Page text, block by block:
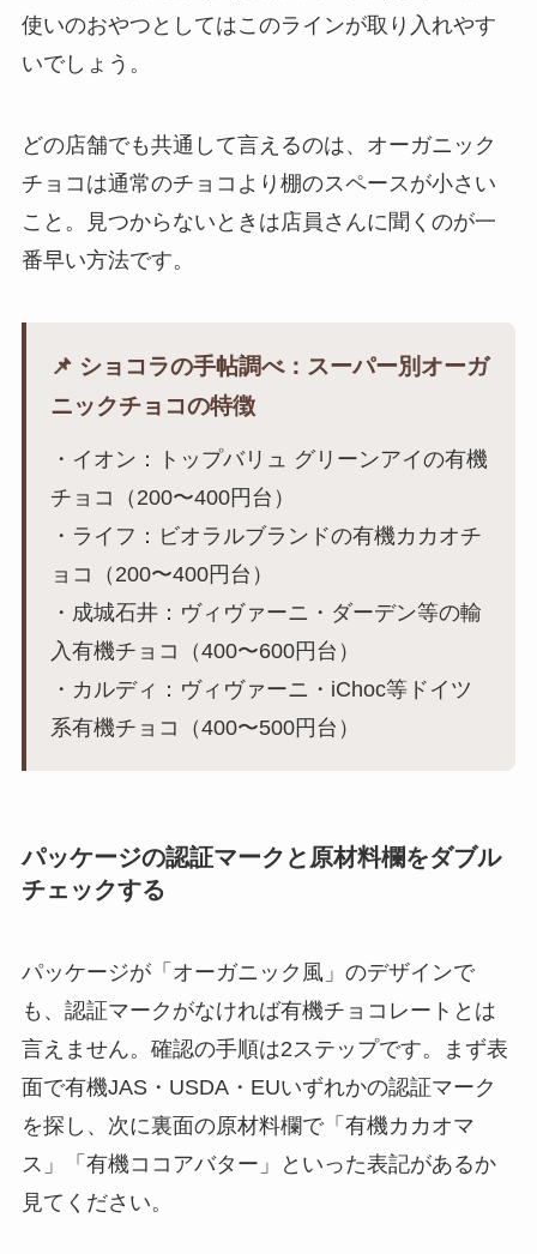
使いのおやつとしてはこのラインが取り入れやす
いでしょう。
どの店舗でも共通して言えるのは、オーガニック
チョコは通常のチョコより棚のスペースが小さい
こと。見つからないときは店員さんに聞くのが一
番早い方法です。
📌 ショコラの手帖調べ：スーパー別オーガ
ニックチョコの特徴
・イオン：トップバリュ グリーンアイの有機
チョコ（200〜400円台）
・ライフ：ビオラルブランドの有機カカオチ
ョコ（200〜400円台）
・成城石井：ヴィヴァーニ・ダーデン等の輸
入有機チョコ（400〜600円台）
・カルディ：ヴィヴァーニ・iChoc等ドイツ
系有機チョコ（400〜500円台）
パッケージの認証マークと原材料欄をダブル
チェックする
パッケージが「オーガニック風」のデザインで
も、認証マークがなければ有機チョコレートとは
言えません。確認の手順は2ステップです。まず表
面で有機JAS・USDA・EUいずれかの認証マーク
を探し、次に裏面の原材料欄で「有機カカオマ
ス」「有機ココアバター」といった表記があるか
見てください。